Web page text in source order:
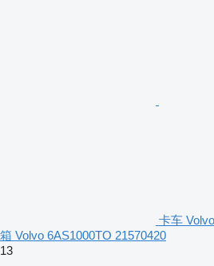
卡车
箱 Volvo 6AS1000TO 21570420
13